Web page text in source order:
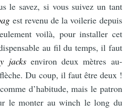
le savez, si vous suivez un tant
est revenu de la voilerie depuis
voilà, pour installer cet
au fil du temps, il faut
jacksenviron deux mètres au-
Du coup, il faut être deux !
d’habitude, mais le patron
le monter au winch le long du